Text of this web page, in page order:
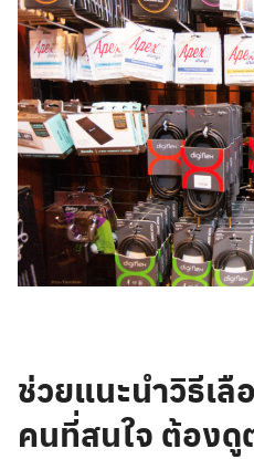
ช่วยแนะนำวิธีเ
คนที่สนใจ ต้องดู